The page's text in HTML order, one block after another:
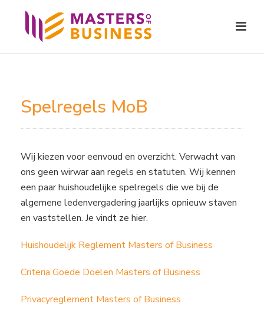
Spelregels MoB
Wij kiezen voor eenvoud en overzicht. Verwacht van
ons geen wirwar aan regels en statuten. Wij kennen
een paar huishoudelijke spelregels die we bij de
algemene ledenvergadering jaarlijks opnieuw staven
en vaststellen. Je vindt ze hier.
Huishoudelijk Reglement Masters of Business
Criteria Goede Doelen Masters of Business
Privacyreglement Masters of Business